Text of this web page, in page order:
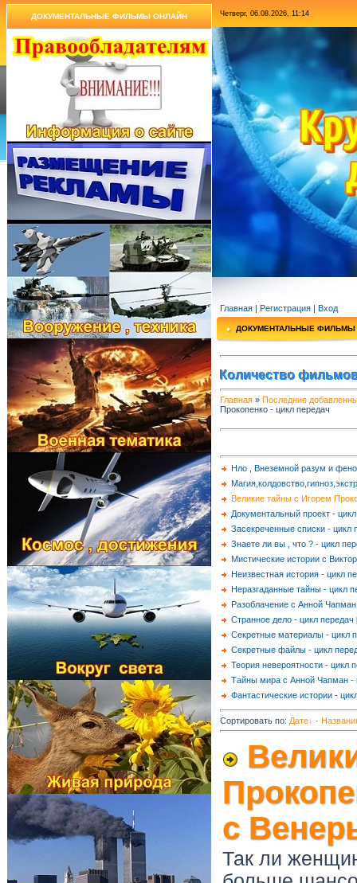
ДОКУМЕНТАЛЬНЫЕ ФИЛЬМЫ ОНЛАЙН Четверг, 06.08.2026, 11:14
Главная | Регистрация | Вход
ДОКУМЕНТАЛЬНЫЕ ФИЛЬМЫ
Количество
Главная » Последние
Прокопенко - цикл передач
Нло , Внеземной разум и
Великие тайны с Игорем
Документальный проект -
Засекреченные списки - цикл
Знаете ли вы , что ? - цикл
Мистические истории с
Неизвестная история - цикл
Неразгаданные тайны - цикл
Разоблачение с Анной
Странное дело - цикл передач
Секретные материалы - цикл
Секретные файлы - цикл
Теория невероятности - цикл
Тайны мира с Анной Чапман -
Фантастические истории -
Сортировать по: Дате ·
с
Так ли